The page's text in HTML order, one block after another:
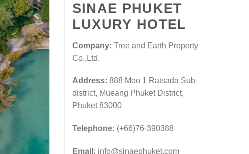
SINAE PHUKET
LUXURY HOTEL
Company: Tree and Earth Property
Co.,Ltd.
Address: 888 Moo 1 Ratsada Sub-
district, Mueang Phuket District,
Phuket 83000
Telephone: (+66)76-390388
Email: info@sinaephuket.com